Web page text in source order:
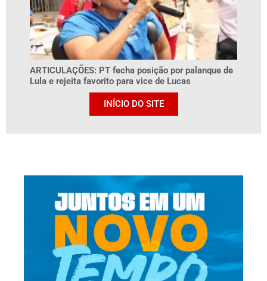
ARTICULAÇÕES: PT fecha posição por palanque de
Lula e rejeita favorito para vice de Lucas
INÍCIO DO SITE